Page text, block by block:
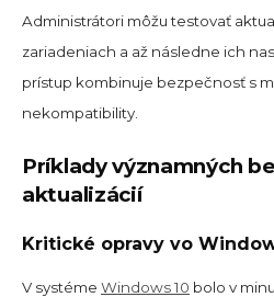
Administrátori môžu testovať
zariadeniach a až následne ich
prístup kombinuje bezpečnosť s
nekompatibility.
Príklady významných
aktualizácií
Kritické opravy vo
V systéme Windows 10 bolo v